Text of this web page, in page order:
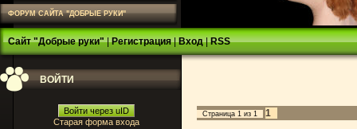
ФОРУМ САЙТА "ДОБРЫЕ РУКИ"
Сайт "Добрые руки"|Регистрация|Вход|RSS
ВОЙТИ
Войти через uID
Старая форма входа
Страница 1 из 1 1